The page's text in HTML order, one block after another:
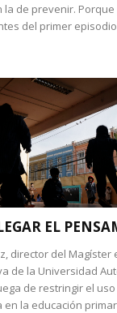
la de prevenir.
del primer
EL
director del Magíster
de la Universidad
de restringir el
en la educación